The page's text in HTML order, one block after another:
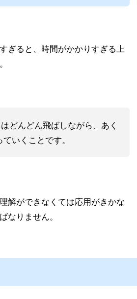
ぎると、時間がかかりすぎる上
どんどん飛ばしながら、あく
いくことです。
解ができなくては応用がきかな
なりません。